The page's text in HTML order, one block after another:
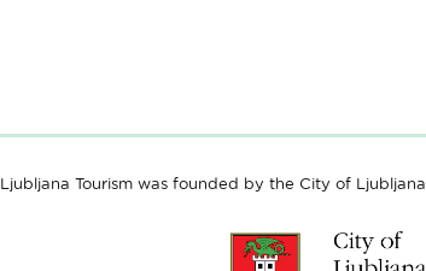
Ljubljana Tourism was founded by the City of Ljubljana